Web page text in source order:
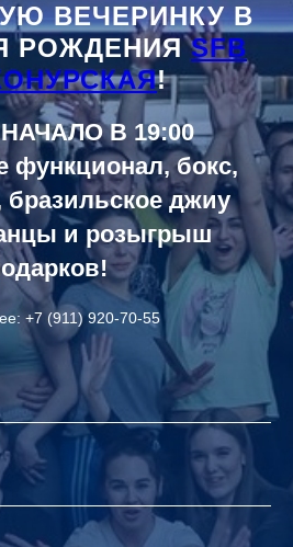
ВЕЧЕРИНКУ В
РОЖДЕНИЯSFB
!
В 19:00
функционал, бокс,
бразильское джиу
и розыгрыш
+7 (911) 920-70-55